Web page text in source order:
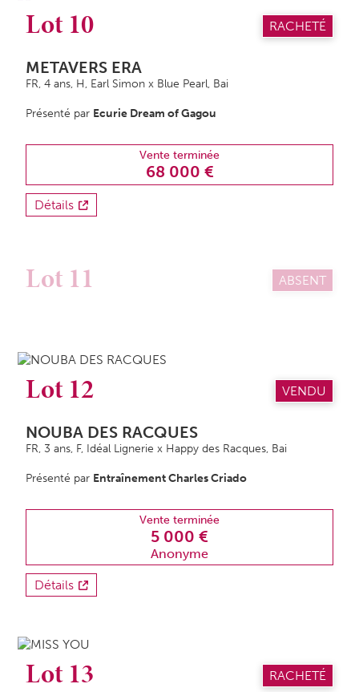
Lot 10 RACHETÉ
METAVERS ERA
FR, 4 ans, H, Earl Simon x Blue Pearl, Bai
Présenté par Ecurie Dream of Gagou
Vente terminée
68 000 €
Détails
Lot 11 ABSENT
Lot 12 VENDU
NOUBA DES RACQUES
FR, 3 ans, F, Idéal Lignerie x Happy des Racques, Bai
Présenté par Entraînement Charles Criado
Vente terminée
5 000 €
Anonyme
Détails
Lot 13 RACHETÉ